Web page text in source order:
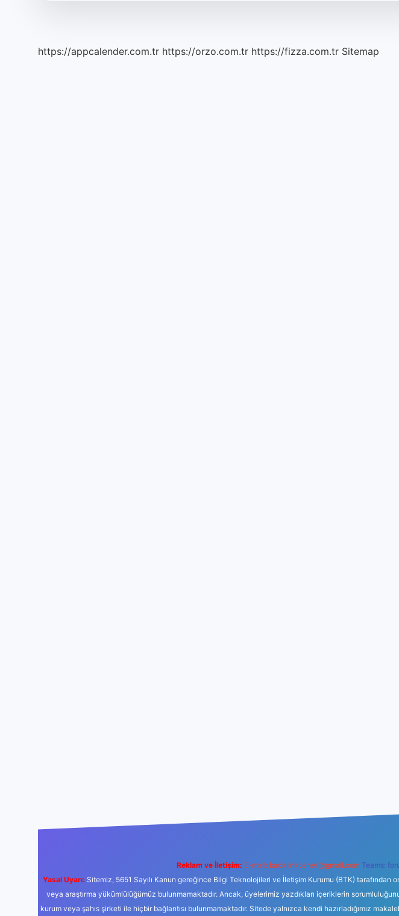
https://appcalender.com.tr https://orzo.com.tr https://fizza.com.tr Sitemap
Reklam ve İletişim: E-mail: backlinkpaneli@gmail.com Teams:
Yasal Uyarı: Sitemiz, 5651 Sayılı Kanun gereğince Bilgi Teknolojileri ve İletişim Kurumu (BTK)
veya araştırma yükümlülüğümüz bulunmamaktadır. Ancak, üyelerimiz yazdıkları içeriklerin
kurum veya şahıs şirketi ile hiçbir bağlantısı bulunmamaktadır. Sitede yalnızca kendi hazırladığımız